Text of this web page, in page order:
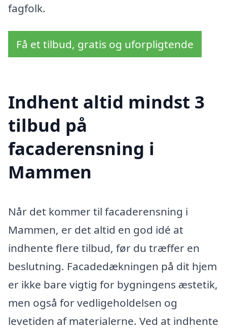
fagfolk.
Få et tilbud, gratis og uforpligtende
Indhent altid mindst 3
tilbud på
facaderensning i
Mammen
Når det kommer til facaderensning i
Mammen, er det altid en god idé at
indhente flere tilbud, før du træffer en
beslutning. Facadedækningen på dit hjem
er ikke bare vigtig for bygningens æstetik,
men også for vedligeholdelsen og
levetiden af materialerne. Ved at indhente